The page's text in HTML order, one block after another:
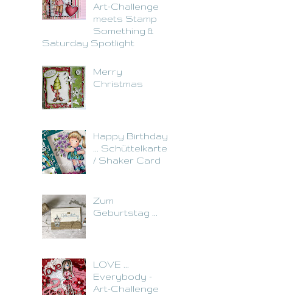
Art-Challenge
meets Stamp
Something &
Saturday Spotlight
Merry
Christmas
Happy Birthday
... Schüttelkarte
/ Shaker Card
Zum
Geburtstag ...
LOVE ...
Everybody -
Art-Challenge